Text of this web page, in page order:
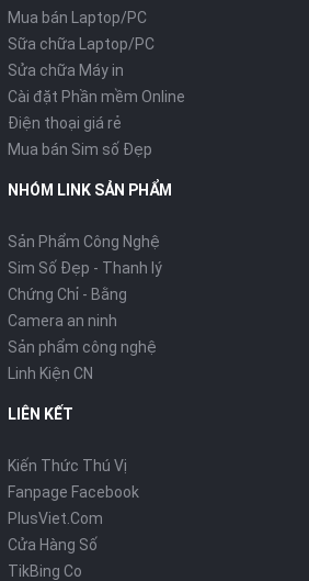
Mua bán Laptop/PC
Sữa chữa Laptop/PC
Sửa chữa Máy in
Cài đặt Phần mềm Online
Điện thoại giá rẻ
Mua bán Sim số Đẹp
NHÓM LINK SẢN PHẨM
Sản Phẩm Công Nghệ
Sim Số Đẹp - Thanh lý
Chứng Chỉ - Bằng
Camera an ninh
Sản phẩm công nghệ
Linh Kiện CN
LIÊN KẾT
Kiến Thức Thú Vị
Fanpage Facebook
PlusViet.Com
Cửa Hàng Số
TikBing Co